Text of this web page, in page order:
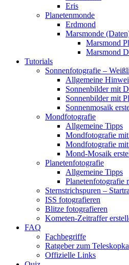
Eris
Planetenmonde
Erdmond
Marsmonde
Marsmond
Marsmond
Tutorials
Sonnenfotografie –
Allgemeine
Sonnenbilder mit
Sonnenbilder mit
Sonnenmosaik
Mondfotografie
Allgemeine Tipps
Mondfotografie
Mondfotografie mit
Mond-Mosaik
Planetenfotografie
Allgemeine Tipps
Planetenfotografie
Sternstrichspuren –
ISS fotografieren
Blitze fotografieren
Kometen-Zeitraffer
FAQ
Fachbegriffe
Ratgeber zum
Offizielle Links